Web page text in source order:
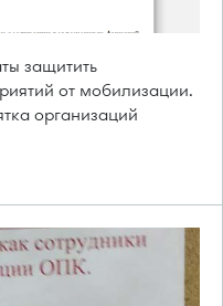
защитить
от мобилизации.
организаций